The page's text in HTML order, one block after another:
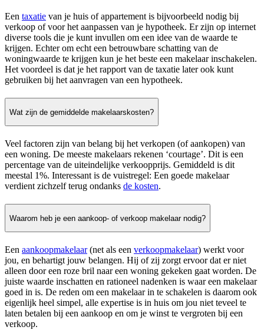
Een taxatie van je huis of appartement is bijvoorbeeld nodig bij
verkoop of voor het aanpassen van je hypotheek. Er zijn op internet
diverse tools die je kunt invullen om een idee van de waarde te
krijgen. Echter om echt een betrouwbare schatting van de
woningwaarde te krijgen kun je het beste een makelaar inschakelen.
Het voordeel is dat je het rapport van de taxatie later ook kunt
gebruiken bij het aanvragen van een hypotheek.
Wat zijn de gemiddelde makelaarskosten?
Veel factoren zijn van belang bij het verkopen (of aankopen) van
een woning. De meeste makelaars rekenen ‘courtage’. Dit is een
percentage van de uiteindelijke verkoopprijs. Gemiddeld is dit
meestal 1%. Interessant is de vuistregel: Een goede makelaar
verdient zichzelf terug ondanks de kosten.
Waarom heb je een aankoop- of verkoop makelaar nodig?
Een aankoopmakelaar(net als een verkoopmakelaar) werkt voor
jou, en behartigt jouw belangen. Hij of zij zorgt ervoor dat er niet
alleen door een roze bril naar een woning gekeken gaat worden. De
juiste waarde inschatten en rationeel nadenken is waar een makelaar
goed in is. De reden om een makelaar in te schakelen is daarom ook
eigenlijk heel simpel, alle expertise is in huis om jou niet teveel te
laten betalen bij een aankoop en om je winst te vergroten bij een
verkoop.